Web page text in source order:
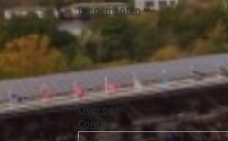
Evenementen
Over ons
Contact